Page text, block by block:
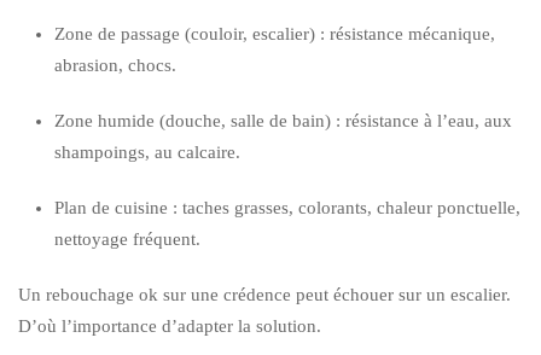
Zone de passage (couloir, escalier) : résistance mécanique,
abrasion, chocs.
Zone humide (douche, salle de bain) : résistance à l’eau, aux
shampoings, au calcaire.
Plan de cuisine : taches grasses, colorants, chaleur ponctuelle,
nettoyage fréquent.
Un rebouchage ok sur une crédence peut échouer sur un escalier.
D’où l’importance d’adapter la solution.